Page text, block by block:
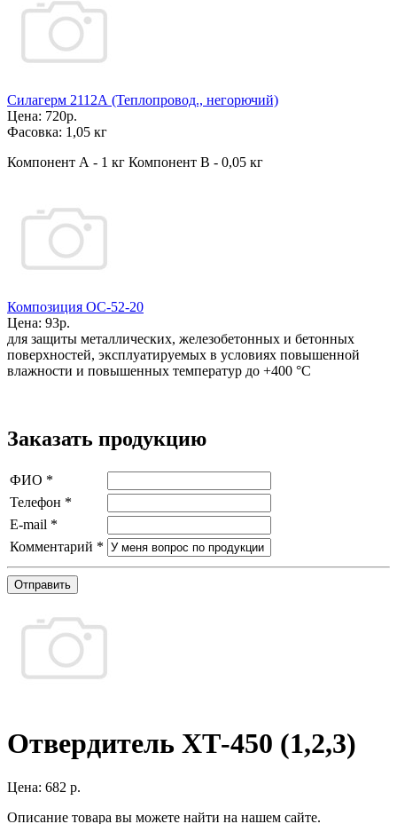
Силагерм 2112А (Теплопровод., негорючий)
Цена: 720р.
Фасовка: 1,05 кг
Компонент А - 1 кг Компонент В - 0,05 кг
Композиция ОС-52-20
Цена: 93р.
для защиты металлических, железобетонных и бетонных
поверхностей, эксплуатируемых в условиях повышенной
влажности и повышенных температур до +400 °С
Заказать продукцию
ФИО *
Телефон *
E-mail *
Комментарий *
Отправить
Отвердитель ХТ-450 (1,2,3)
Цена: 682 р.
Описание товара вы можете найти на нашем сайте.